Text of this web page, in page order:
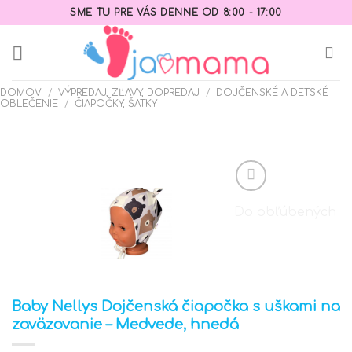
to
content
SME TU PRE VÁS DENNE OD 8:00 - 17:00
DOMOV / VÝPREDAJ, ZĽAVY, DOPREDAJ /
DOJČENSKÉ A DETSKÉ
OBLEČENIE
/ ČIAPOČKY, ŠATKY
Baby Nellys Dojčenská čiapočka s uškami na
zaväzovanie – Medvede, hnedá